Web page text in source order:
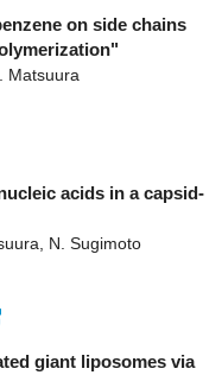
on side chains
Matsuura
acids in a capsid-
N. Sugimoto
giant liposomes via